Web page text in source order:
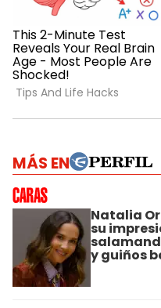
MÁS EN
Natalia
su
y guiños